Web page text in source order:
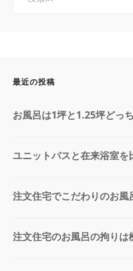
最近の投稿
お風呂は1坪と1.25坪どっ
ユニットバスと在来浴室を
注文住宅でこだわりのお風
注文住宅のお風呂の拘りは